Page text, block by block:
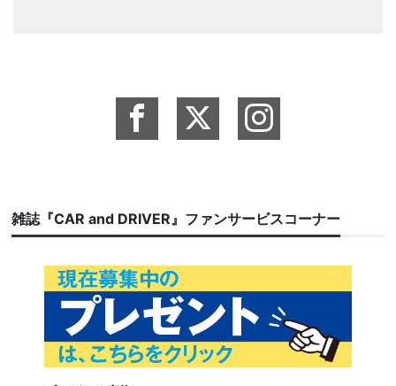
雑誌『CAR and DRIVER』ファンサービスコーナー